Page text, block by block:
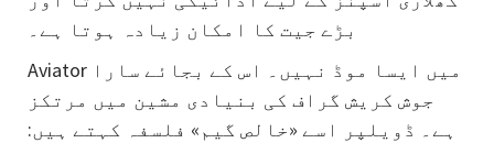
بڑے جیت کا امکان زیادہ ہوتا ہے۔
Aviator میں ایسا موڈ نہیں۔ اس کے بجائے سارا
جوش کریش گراف کی بنیادی مشین میں مرتکز
ہے۔ ڈویلپر اسے «خالص گیم» فلسفہ کہتے ہیں: